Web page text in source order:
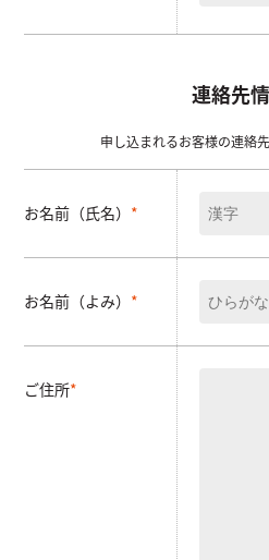
連絡先
申し込まれるお客様の連絡
お名前（氏名） *
お名前（よみ） *
ご住所*